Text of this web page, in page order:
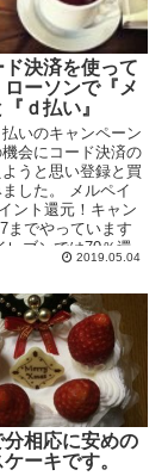
決済を使って
ーソンで『メ
ｄ払い』
いのキャンペーン
会にコード決済の
うと思い登録と買
した。 メルペイ
ント還元！キャン
までやっています
レブンでは70％還
2019.05.04
相応に安めの
ーキです。